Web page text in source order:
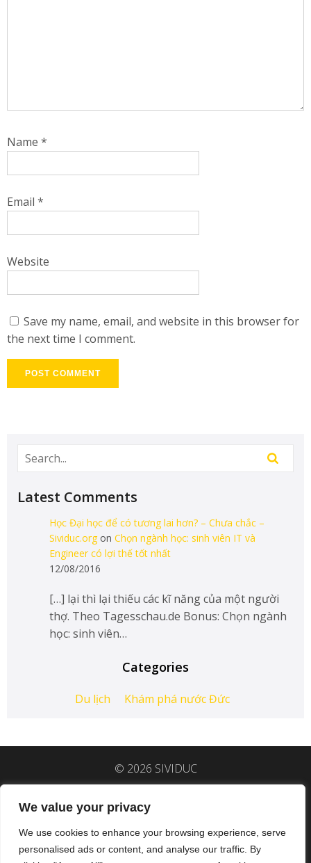
We value your privacy
We use cookies to enhance your browsing experience, serve
personalised ads or content, and analyse our traffic. By
Name *
Email *
Website
Save my name, email, and website in this browser for
the next time I comment.
Latest Comments
Học Đại học để có tương lai hơn? – Chưa chắc –
Sividuc.orgon Chọn ngành học: sinh viên IT và
Engineer có lợi thế tốt nhất
12/08/2016
[…] lại thì lại thiếu các kĩ năng của một người
thợ. Theo Tagesschau.de Bonus: Chọn ngành
học: sinh viên…
Categories
Du lịch Khám phá nước Đức
© 2026 SIVIDUC
fb.sividuc.org/|ig.sividuc.org/|
linkedin.sividuc.org/|tiktok.sividuc.org/